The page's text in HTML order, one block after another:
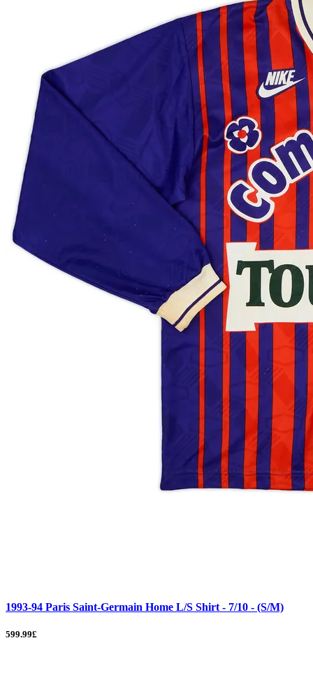
1993-94 Paris Saint-Germain Home L/S Shirt - 7/10 - (S/M)
599.99£